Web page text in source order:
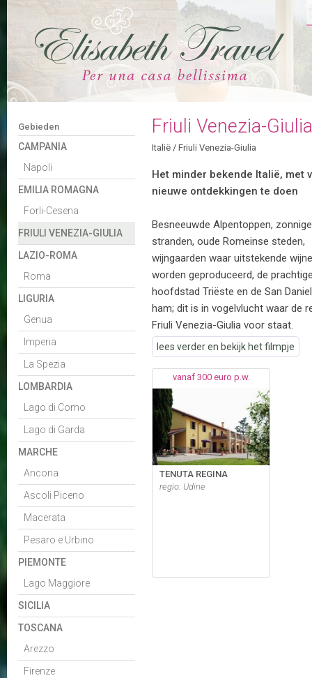
Gebieden
CAMPANIA
Napoli
EMILIA ROMAGNA
Forli-Cesena
FRIULI VENEZIA-GIULIA
LAZIO-ROMA
Roma
LIGURIA
Genua
Imperia
La Spezia
LOMBARDIA
Lago di Como
Lago di Garda
MARCHE
Ancona
Ascoli Piceno
Macerata
Pesaro e Urbino
PIEMONTE
Lago Maggiore
SICILIA
TOSCANA
Arezzo
Firenze
Friuli Venezia-Giulia
Italië / Friuli Venezia-Giulia
Het minder bekende Italië, met
nieuwe ontdekkingen te doen
Besneeuwde Alpentoppen, zonnige
stranden, oude Romeinse steden,
wijngaarden waar uitstekende
worden geproduceerd, de
hoofdstad Triëste en de San
ham; dit is in vogelvlucht waar de
Friuli Venezia-Giulia voor staat.
lees verder en bekijk het filmpje
vanaf 300 euro p.w.
TENUTA REGINA
regio: Udine